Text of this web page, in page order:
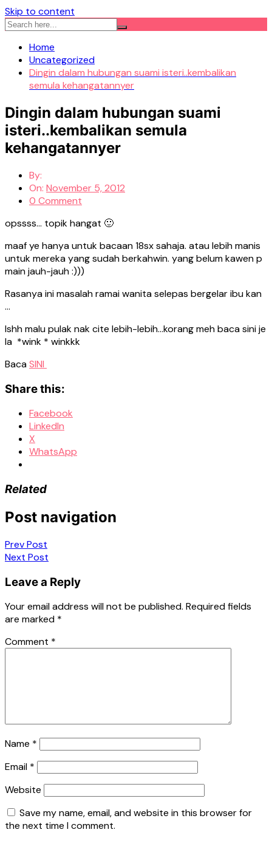
Skip to content
Home
Uncategorized
Dingin dalam hubungan suami isteri..kembalikan
semula kehangatannyer
Dingin dalam hubungan suami
isteri..kembalikan semula
kehangatannyer
By:
On: November 5, 2012
0 Comment
opssss… topik hangat 🙂
maaf ye hanya untuk bacaan 18sx sahaja. atau lebih manis
untuk mereka yang sudah berkahwin. yang belum kawen p
main jauh-jauh :)))
Rasanya ini masalah ramai wanita selepas bergelar ibu kan
…
Ishh malu pulak nak cite lebih-lebih…korang meh baca sini je
la *wink * winkkk
BacaSINI
Share this:
Facebook
LinkedIn
X
WhatsApp
Related
Post navigation
Prev Post
Next Post
Leave a Reply
Your email address will not be published. Required fields
are marked *
Comment *
Name *
Email *
Website
Save my name, email, and website in this browser for
the next time I comment.